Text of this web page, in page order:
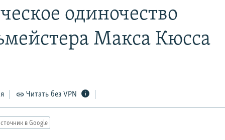
одиночество
Макса Кюсса
Читать без VPN
в Google